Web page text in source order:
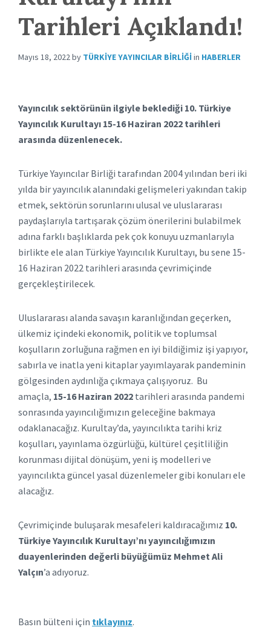
Tarihleri Açıklandı!
Mayıs 18, 2022by TÜRKIYE YAYINCILAR BIRLIĞIin HABERLER
Yayıncılık sektörünün ilgiyle beklediği 10. Türkiye
Yayıncılık Kurultayı 15-16 Haziran 2022 tarihleri
arasında düzenlenecek.
Türkiye Yayıncılar Birliği tarafından 2004 yılından beri iki
yılda bir yayıncılık alanındaki gelişmeleri yakından takip
etmek, sektörün sorunlarını ulusal ve uluslararası
paydaşlarıyla tartışarak çözüm önerilerini bulabilmek
adına farklı başlıklarda pek çok konuyu uzmanlarıyla
birlikte ele alan Türkiye Yayıncılık Kurultayı, bu sene 15-
16 Haziran 2022 tarihleri arasında çevrimiçinde
gerçekleştirilecek.
Uluslararası alanda savaşın karanlığından geçerken,
ülkemiz içindeki ekonomik, politik ve toplumsal
koşulların zorluğuna rağmen en iyi bildiğimiz işi yapıyor,
sabırla ve inatla yeni kitaplar yayımlayarak pandeminin
gölgesinden aydınlığa çıkmaya çalışıyoruz. Bu
amaçla, 15-16 Haziran 2022 tarihleri arasında pandemi
sonrasında yayıncılığımızın geleceğine bakmaya
odaklanacağız. Kurultay’da, yayıncılıkta tarihi kriz
koşulları, yayınlama özgürlüğü, kültürel çeşitliliğin
korunması dijital dönüşüm, yeni iş modelleri ve
yayıncılıkta güncel yasal düzenlemeler gibi konuları ele
alacağız.
Çevrimiçinde buluşarak mesafeleri kaldıracağımız 10.
Türkiye Yayıncılık Kurultayı’nı yayıncılığımızın
duayenlerinden değerli büyüğümüz Mehmet Ali
Yalçın’a adıyoruz.
Basın bülteni için tıklayınız.